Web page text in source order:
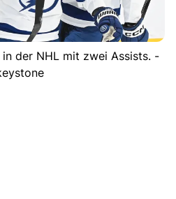
der NHL mit zwei Assists. -